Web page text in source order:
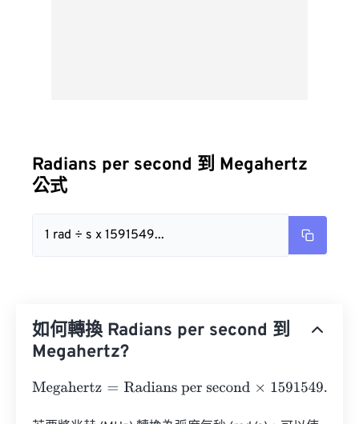
Radians per second 到 Megahertz
公式
1 rad ÷ s x 1591549...
如何轉換 Radians per second 到
Megahertz?
Megahertz= Radians per second×1591549.430919